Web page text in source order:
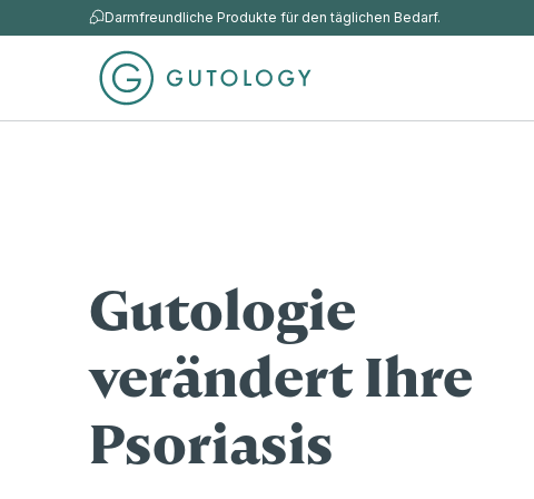
Darmfreundliche Produkte für den täglichen Bedarf.
Gutologie
verändert Ihre
Psoriasis